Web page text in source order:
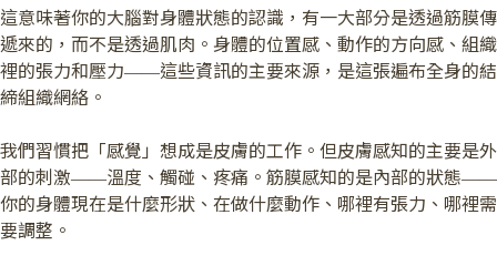
這意味著你的大腦對身體狀態的認識，有一大部分是透過筋膜傳
遞來的，而不是透過肌肉。身體的位置感、動作的方向感、組織
裡的張力和壓力——這些資訊的主要來源，是這張遍布全身的結
締組織網絡。
我們習慣把「感覺」想成是皮膚的工作。但皮膚感知的主要是外
部的刺激——溫度、觸碰、疼痛。筋膜感知的是內部的狀態——
你的身體現在是什麼形狀、在做什麼動作、哪裡有張力、哪裡需
要調整。